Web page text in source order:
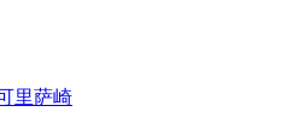
里萨崎